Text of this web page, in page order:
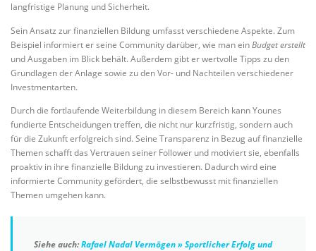
langfristige Planung und Sicherheit.
Sein Ansatz zur finanziellen Bildung umfasst verschiedene Aspekte. Zum
Beispiel informiert er seine Community darüber, wie man einBudget erstellt
und Ausgaben im Blick behält. Außerdem gibt er wertvolle Tipps zu den
Grundlagen der Anlage sowie zu den Vor- und Nachteilen verschiedener
Investmentarten.
Durch die fortlaufende Weiterbildung in diesem Bereich kann Younes
fundierte Entscheidungen treffen, die nicht nur kurzfristig, sondern auch
für die Zukunft erfolgreich sind. Seine Transparenz in Bezug auf finanzielle
Themen schafft das Vertrauen seiner Follower und motiviert sie, ebenfalls
proaktiv in ihre finanzielle Bildung zu investieren. Dadurch wird eine
informierte Community gefördert, die selbstbewusst mit finanziellen
Themen umgehen kann.
Siehe auch:Rafael Nadal Vermögen » Sportlicher Erfolg und